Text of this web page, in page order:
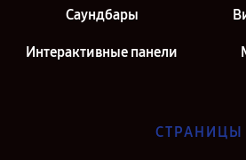
Саундбары
Интерактивные панели
СТРАНИЦЫ